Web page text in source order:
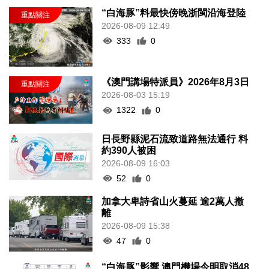
“白海豚”料最快傍晚浙閩沿海登陸
2026-08-09 12:49
333
0
《澳門講場特派員》2026年8月3日
2026-08-03 15:19
1322
0
日長野縣泥石流致道路無法通行 料
約390人被困
2026-08-09 16:03
52
0
加拿大卑詩省山火蔓延 逾2萬人撤
離
2026-08-09 15:38
47
0
“白海豚”影響 澳門機場今明取消48